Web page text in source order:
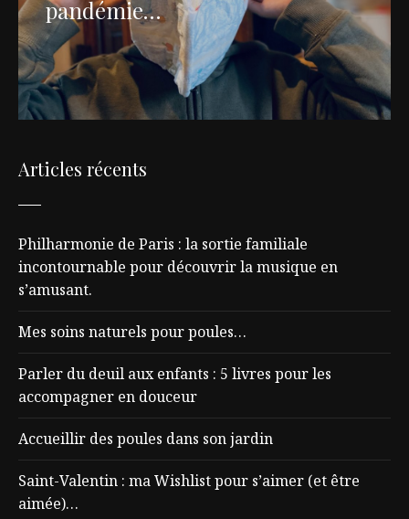
pandémie…
Articles récents
Philharmonie de Paris : la sortie familiale
incontournable pour découvrir la musique en
s’amusant.
Mes soins naturels pour poules…
Parler du deuil aux enfants : 5 livres pour les
accompagner en douceur
Accueillir des poules dans son jardin
Saint-Valentin : ma Wishlist pour s’aimer (et être
aimée)…